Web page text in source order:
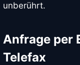
unberührt.
Anfrage per
Telefax